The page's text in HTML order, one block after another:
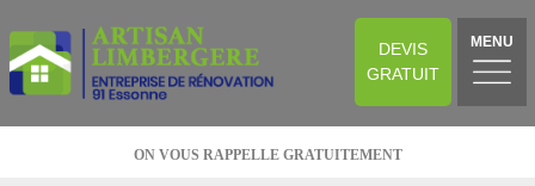
DEVIS
GRATUIT
MENU
ON VOUS RAPPELLE GRATUITEMENT